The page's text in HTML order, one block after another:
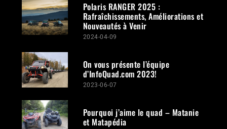
Polaris RANGER 2025 :
Rafraîchissements, Améliorations et
Nouveautés à Venir
2024-04-09
On vous présente l’équipe
d’InfoQuad.com 2023!
2023-06-07
Pourquoi j’aime le quad – Matanie
et Matapédia